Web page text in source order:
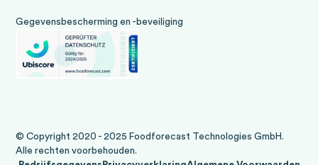
Gegevensbescherming en -beveiliging
© Copyright 2020 - 2025 Foodforecast Technologies GmbH.
Alle rechten voorbehouden.